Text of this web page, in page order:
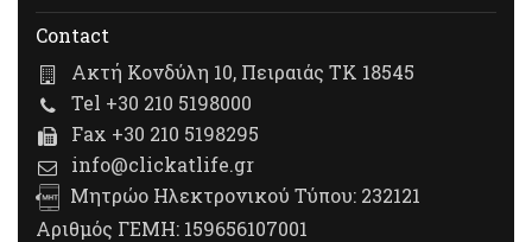
Contact
Ακτή Κονδύλη 10, Πειραιάς ΤΚ 18545
Tel +30 210 5198000
Fax +30 210 5198295
info@clickatlife.gr
Μητρώο Ηλεκτρονικού Τύπου: 232121
Αριθμός ΓΕΜΗ: 159656107001